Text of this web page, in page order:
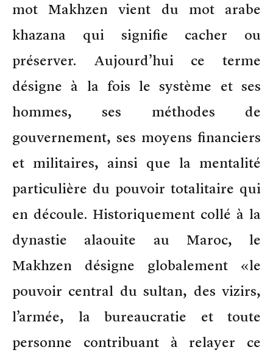
mot Makhzen vient du mot arabe
khazana qui signifie cacher ou
préserver. Aujourd’hui ce terme
désigne à la fois le système et ses
hommes, ses méthodes de
gouvernement, ses moyens financiers
et militaires, ainsi que la mentalité
particulière du pouvoir totalitaire qui
en découle. Historiquement collé à la
dynastie alaouite au Maroc, le
Makhzen désigne globalement «le
pouvoir central du sultan, des vizirs,
l’armée, la bureaucratie et toute
personne contribuant à relayer ce